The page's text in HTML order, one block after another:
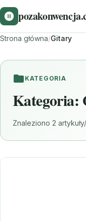
Strona główna/Gitary
KATEGORIA
Kategoria:
Znaleziono 2